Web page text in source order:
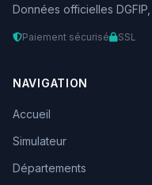
Données officielles
Paiement sécurisé SSL
NAVIGATION
Accueil
Simulateur
Départements